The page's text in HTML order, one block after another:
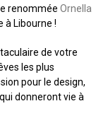
renommée Ornella
à Libourne !
de votre
les plus
pour le design,
donneront vie à